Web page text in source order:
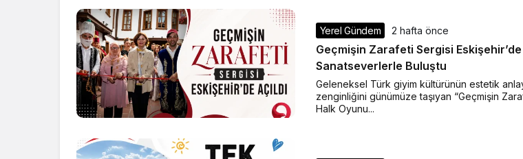
Yerel Gündem 2 hafta önce
Geçmişin Zarafeti Sergisi Eskişehir’de
Sanatseverlerle Buluştu
Geleneksel Türk giyim kültürünün estetik
zenginliğini günümüze taşıyan “Geçmişin
Halk Oyunu...
Rüya Tabiri